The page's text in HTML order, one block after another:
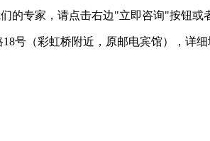
的专家，请点击右边"立即咨询"按钮或
号（彩虹桥附近，原邮电宾馆），详细